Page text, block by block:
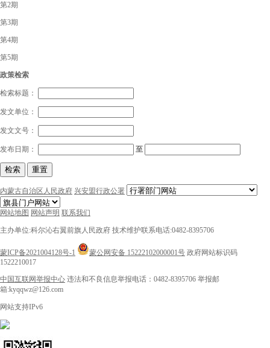
第2期
第3期
第4期
第5期
政策检索
检索标题：
发文单位：
发文文号：
发布日期： 至
检索 重置
内蒙古自治区人民政府 兴安盟行政公署
网站地图 网站声明 联系我们
主办单位:科尔沁右翼前旗人民政府 技术维护联系电话:0482-8395706
蒙ICP备2021004128号-1 蒙公网安备 15222102000001号 政府网站标识码
1522210017
中国互联网举报中心 违法和不良信息举报电话：0482-8395706 举报邮
箱:kyqqwz@126.com
网站支持IPv6